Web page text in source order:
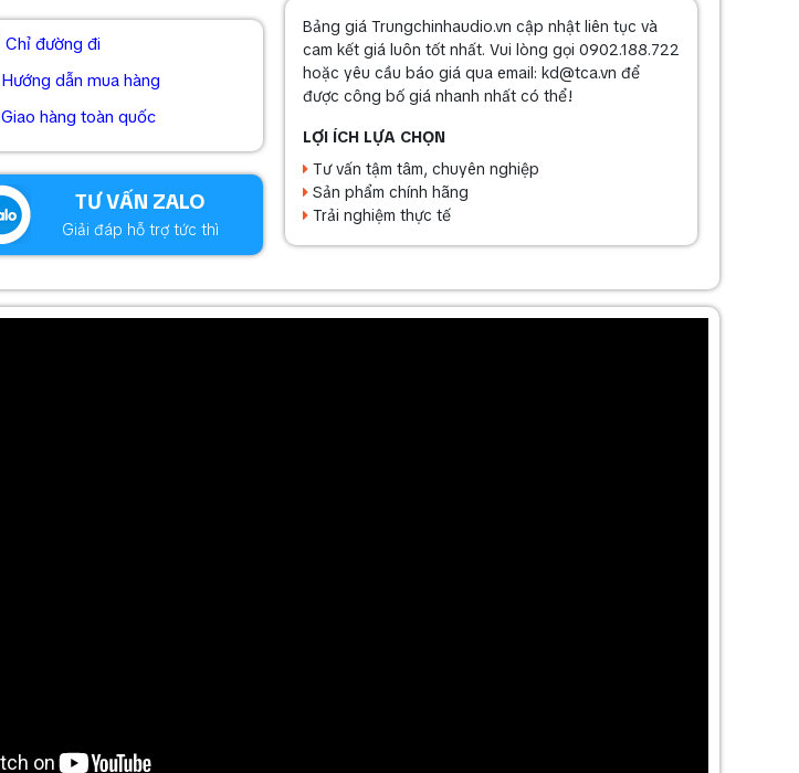
Chỉ đường đi
Hướng dẫn mua hàng
Giao hàng toàn quốc
TƯ VẤN ZALO
Giải đáp hỗ trợ tức thì
Bảng giá Trungchinhaudio.vn cập nhật liên tục và
cam kết giá luôn tốt nhất. Vui lòng gọi 0902.188.722
hoặc yêu cầu báo giá qua email: kd@tca.vn để
được công bố giá nhanh nhất có thể!
LỢI ÍCH LỰA CHỌN
Tư vấn tậm tâm, chuyên nghiệp
Sản phẩm chính hãng
Trải nghiệm thực tế